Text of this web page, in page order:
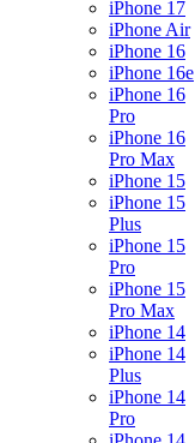
iPhone 17
iPhone Air
iPhone 16
iPhone 16e
iPhone 16
Pro
iPhone 16
Pro Max
iPhone 15
iPhone 15
Plus
iPhone 15
Pro
iPhone 15
Pro Max
iPhone 14
iPhone 14
Plus
iPhone 14
Pro